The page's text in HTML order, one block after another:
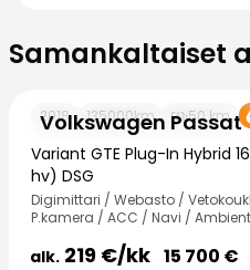
Samankaltaiset
Volkswagen Passat
2018 135000km 50km
Variant GTE Plug-In Hybrid
hv) DSG
Digimittari / Webasto /
P.kamera / ACC / Navi / Ambient
alk. 219 €/kk 15 700 €